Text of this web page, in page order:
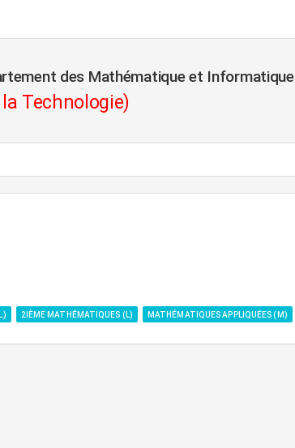
des Mathématique et Informatique
Technologie)
2IÈME MATHÉMATIQUES (L) MATHÉMATIQUES APPLIQUÉES (M)